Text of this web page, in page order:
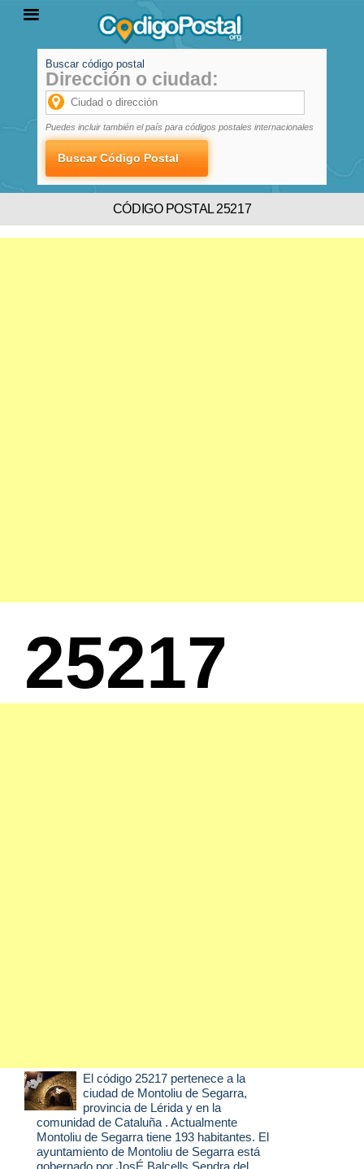
PROVINCIAS
LOCALIDADES
Buscar código postal
Dirección o ciudad:
Puedes incluir también el país para códigos postales internacionales
CÓDIGO POSTAL 25217
25217
El código 25217 pertenece a la
ciudad de Montoliu de Segarra,
provincia de Lérida y en la
comunidad de Cataluña . Actualmente
Montoliu de Segarra tiene 193 habitantes. El
ayuntamiento de Montoliu de Segarra está